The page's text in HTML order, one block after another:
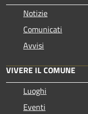
Notizie
Comunicati
Avvisi
VIVERE IL COMUNE
Luoghi
Eventi